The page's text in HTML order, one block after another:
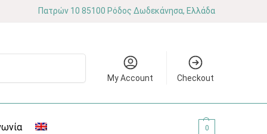
Πατρών 10 85100 Ρόδος Δωδεκάνησα, Ελλάδα
My Account Checkout
0